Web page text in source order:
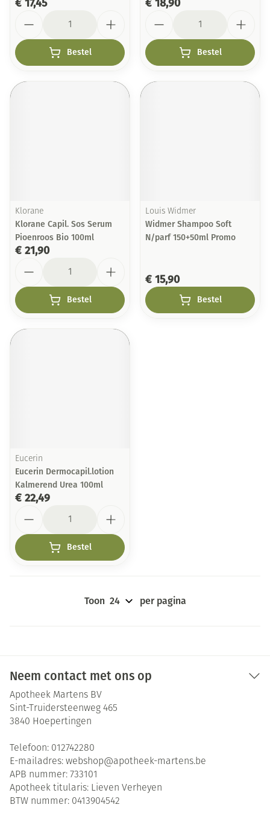
€ 17,45
Bestel
€ 18,90
Bestel
Klorane
Klorane Capil. Sos Serum
Pioenroos Bio 100ml
€ 21,90
Bestel
Louis Widmer
Widmer Shampoo Soft
N/parf 150+50ml Promo
€ 15,90
Bestel
Eucerin
Eucerin Dermocapil.lotion
Kalmerend Urea 100ml
€ 22,49
Bestel
Toon per pagina
Neem contact met ons op
Apotheek Martens BV
Sint-Truidersteenweg 465
3840 Hoepertingen
Telefoon: 012742280
E-mailadres: webshop@apotheek-martens.be
APB nummer: 733101
Apotheek titularis: Lieven Verheyen
BTW nummer: 0413904542